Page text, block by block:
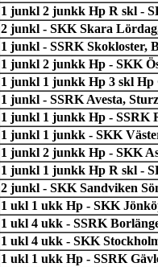
1 junkl 2 junkk Hp R skl -
2 junkl - SKK Skara
1 junkl - SSRK Skokloster,
1 junkl 2 junkk Hp - SKK
1 junkl 1 junkk Hp 3 skl
1 junkl - SSRK Avesta,
1 junkl 1 junkk Hp - SSRK
1 junkl 1 junkk - SKK
1 junkl 2 junkk Hp - SKK
1 junkl 1 junkk Hp R skl -
2 junkl - SKK Sandviken
1 ukl 1 ukk Hp - SKK
1 ukl 4 ukk - SSRK
1 ukl 4 ukk - SKK
1 ukl 1 ukk Hp - SSRK